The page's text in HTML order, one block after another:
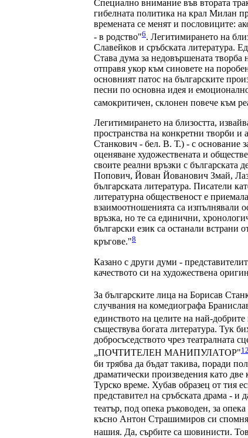
Специално внимание във втората
гибелната политика на крал Милан
времената се менят и пословиците:
- в родство"6. Легитимирането на
Славейков и сръбската литература.
Става дума за недовършената творба
отправя укор към синовете на
основният патос на българските
песни по основна идея и
самокритичен, склонен повече към
Легитимирането на близостта,
пространства на конкретни творби и
Станкович - бел. В. Т.) - с основание
оценяване художествената и
своите реални връзки с
Попович, Йован Йованович Змай,
българската литература. Писатели
литературна общественост е
взаимоотношенията са изпълнявали
връзка, но те са единични,
български език са останали встрани
кръгове."8
Казано с други думи -
качеството си на художествена
За българските лица на Борисав
случвания на комедиографа
единството на целите на най-
съществува богата литература. Тук
добросъседството чрез театралната
„ПОЧТИТЕЛЕН МАНИПУЛАТОР"12
би трябва да бъдат такива, поради
драматически произведения като
Турско време. Хубав образец от тия
представител на сръбската драма - и
театър, под опека ръководен, за
късно Антон Страшимиров си спомня:
нашия. Да, сърбите са шовинисти.